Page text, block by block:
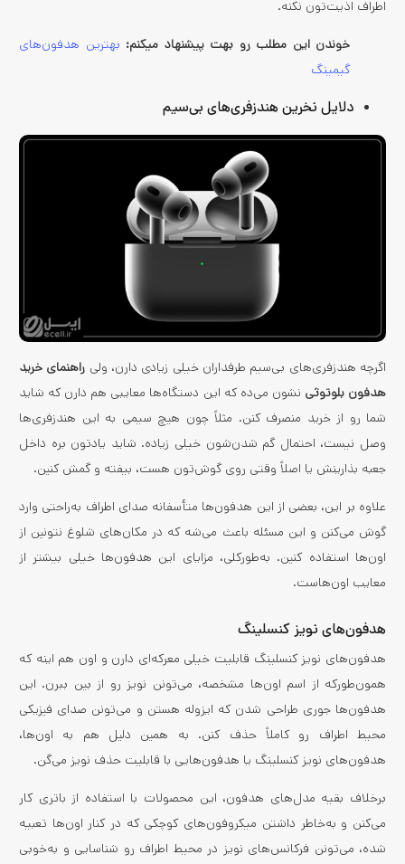
اطراف اذیت‌تون نکنه.
خوندن این مطلب رو بهت پیشنهاد میکنم: بهترین هدفون‌های
گیمینگ
دلایل نخرین هندزفری‌های بی‌سیم
اگرچه هندزفری‌های بی‌سیم طرفداران خیلی زیادی دارن، ولی راهنمای خرید
هدفون بلوتوثی نشون می‌ده که این دستگاه‌ها معایبی هم دارن که شاید
شما رو از خرید منصرف کنن. مثلاً چون هیچ سیمی به این هندزفری‌ها
وصل نیست، احتمال گم شدن‌شون خیلی زیاده. شاید یادتون بره داخل
جعبه بذارینش یا اصلاً وقتی روی گوش‌تون هست، بیفته و گمش کنین.
علاوه بر این، بعضی از این هدفون‌ها متأسفانه صدای اطراف به‌راحتی وارد
گوش می‌کنن و این مسئله باعث می‌شه که در مکان‌های شلوغ نتونین از
اون‌ها استفاده کنین. به‌طورکلی، مزایای این هدفون‌ها خیلی بیشتر از
معایب اون‌هاست.
هدفون‌های نویز کنسلینگ
هدفون‌های نویز کنسلینگ قابلیت خیلی معرکه‌ای دارن و اون هم اینه که
همون‌طورکه از اسم اون‌ها مشخصه، می‌تونن نویز رو از بین ببرن. این
هدفون‌ها جوری طراحی شدن که ایزوله هستن و می‌تونن صدای فیزیکی
محیط اطراف رو کاملاً حذف کنن. به همین دلیل هم به اون‌ها،
هدفون‌های نویز کنسلینگ یا هدفون‌هایی با قابلیت حذف نویز می‌گن.
برخلاف بقیه مدل‌های هدفون، این محصولات با استفاده از باتری کار
می‌کنن و به‌خاطر داشتن میکروفون‌های کوچکی که در کنار اون‌ها تعبیه
شده، می‌تونن فرکانس‌های نویز در محیط اطراف رو شناسایی و به‌خوبی